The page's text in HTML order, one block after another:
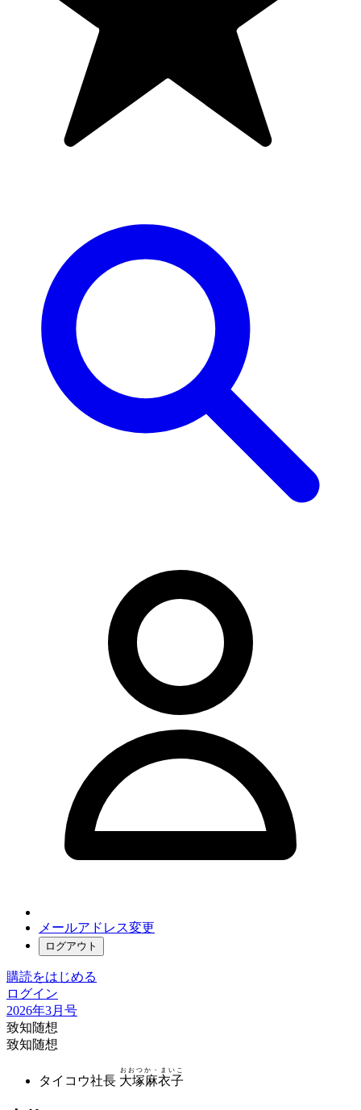
メールアドレス変更
ログアウト
購読をはじめる
ログイン
2026年3月号
致知随想
致知随想
タイコウ社長 大塚麻衣子
おおつか・まいこ